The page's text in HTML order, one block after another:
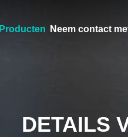
Producten Neem contact
DETAILS